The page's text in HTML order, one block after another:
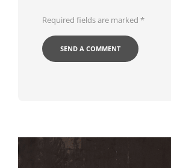
Required fields are marked *